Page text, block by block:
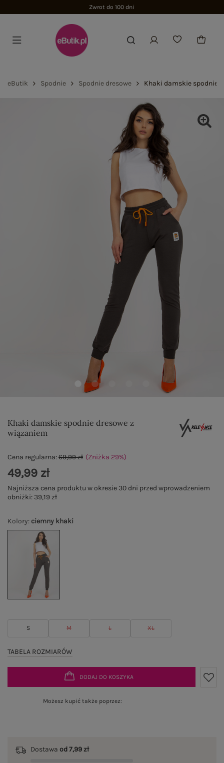
Zwrot do 100 dni
eButik Spodnie Spodnie dresowe Khaki damskie spodnie
Khaki damskie spodnie dresowe z
wiązaniem
Kolory: ciemny khaki
S M L XL
TABELA ROZMIARÓW
Cena regularna:69,99 zł (Zniżka 29%)
49,99 zł
Najniższa cena produktu w okresie 30 dni przed wprowadzeniem
obniżki: 39,19 zł
DODAJ DO KOSZYKA
Możesz kupić także poprzez:
Dostawa od 7,99 zł